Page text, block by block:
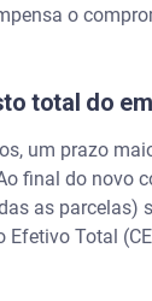
o
total do
um prazo
final do novo
as parcelas)
Efetivo Total